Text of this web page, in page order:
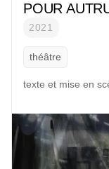
POUR
2021
théâtre
texte et mise en